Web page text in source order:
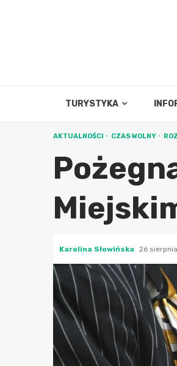
TURYSTYKA
AKTUALNOŚCI CZAS WOLNY
Karolina Słowińska 26